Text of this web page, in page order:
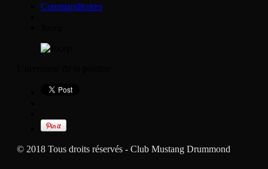
Commanditaires
© 2018 Tous droits réservés - Club Mustang Drummond